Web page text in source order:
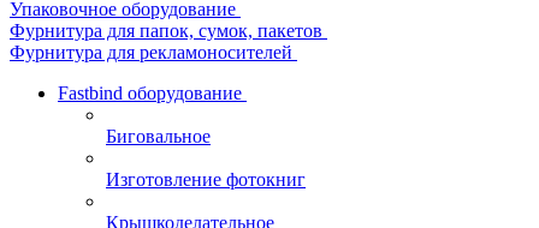
Упаковочное оборудование
Фурнитура для папок, сумок, пакетов
Фурнитура для рекламоносителей
Fastbind оборудование
Биговальное
Изготовление фотокниг
Крышкоделательное